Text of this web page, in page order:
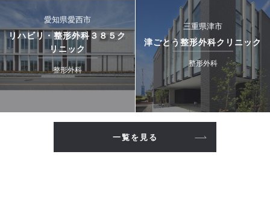
愛知県愛西市
リハビリ・整形外科３８５ク
リニック
整形外科
三重県津市
津ごとう整形外科クリニック
整形外科
一覧を見る